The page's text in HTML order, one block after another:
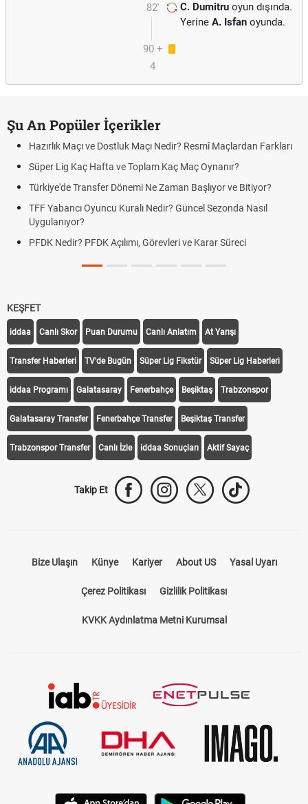
82' C. Dumitru oyun dışında.
Yerine A. Isfan oyunda.
90 +
4
Şu An Popüler İçerikler
Hazırlık Maçı ve Dostluk Maçı Nedir? Resmî Maçlardan Farkları
Süper Lig Kaç Hafta ve Toplam Kaç Maç Oynanır?
Türkiye'de Transfer Dönemi Ne Zaman Başlıyor ve Bitiyor?
TFF Yabancı Oyuncu Kuralı Nedir? Güncel Sezonda Nasıl
Uygulanıyor?
PFDK Nedir? PFDK Açılımı, Görevleri ve Karar Süreci
KEŞFET
iddaa Canlı Skor Puan Durumu Canlı Anlatım At Yarışı
Transfer Haberleri TV'de Bugün Süper Lig Fikstür Süper Lig Haberleri
iddaa Programı Galatasaray Fenerbahçe Beşiktaş Trabzonspor
Galatasaray Transfer Fenerbahçe Transfer Beşiktaş Transfer
Trabzonspor Transfer Canlı İzle iddaa Sonuçları Aktif Sayaç
Takip Et
Bize Ulaşın Künye Kariyer About US Yasal Uyarı
Çerez Politikası Gizlilik Politikası
KVKK Aydınlatma Metni Kurumsal